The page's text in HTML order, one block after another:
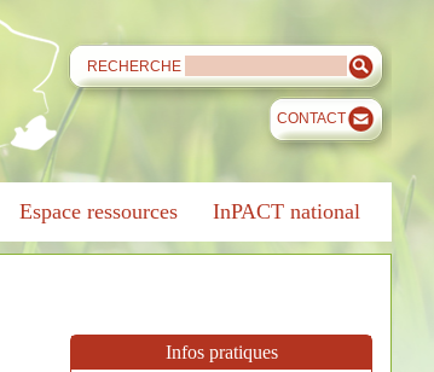
RECHERCHE
CONTACT
Espace ressources InPACT national
Infos pratiques